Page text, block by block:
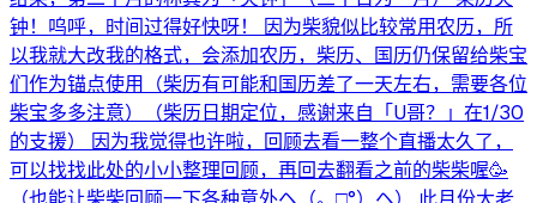
钟！呜呼，时间过得好快呀！ 因为柴貌似比较常用农历，所
以我就大改我的格式，会添加农历，柴历、国历仍保留给柴宝
们作为锚点使用（柴历有可能和国历差了一天左右，需要各位
柴宝多多注意）（柴历日期定位，感谢来自「U哥？」在1/30
的支援） 因为我觉得也许啦，回顾去看一整个直播太久了，
可以找找此处的小小整理回顾，再回去翻看之前的柴柴喔🥳